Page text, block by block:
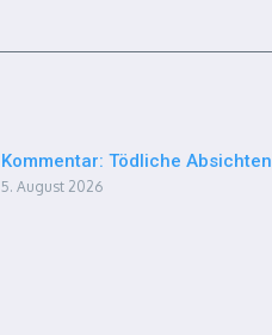
Kommentar: Tödliche Absichten
5. August 2026